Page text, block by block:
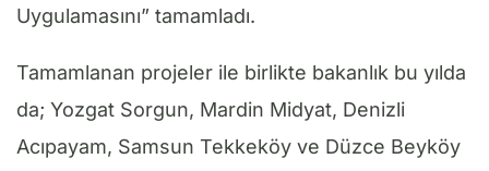
Uygulamasını” tamamladı.
Tamamlanan projeler ile birlikte bakanlık bu yılda
da; Yozgat Sorgun, Mardin Midyat, Denizli
Acıpayam, Samsun Tekkeköy ve Düzce Beyköy